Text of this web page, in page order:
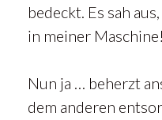
bedeckt. Es sah
in meiner Maschine!
Nun ja … beherzt
dem anderen